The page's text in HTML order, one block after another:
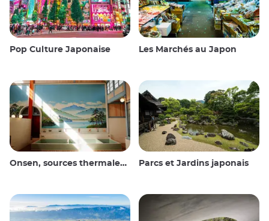
Pop Culture Japonaise Les Marchés au Japon
Onsen, sources thermales et bains publics Parcs et Jardins japonais